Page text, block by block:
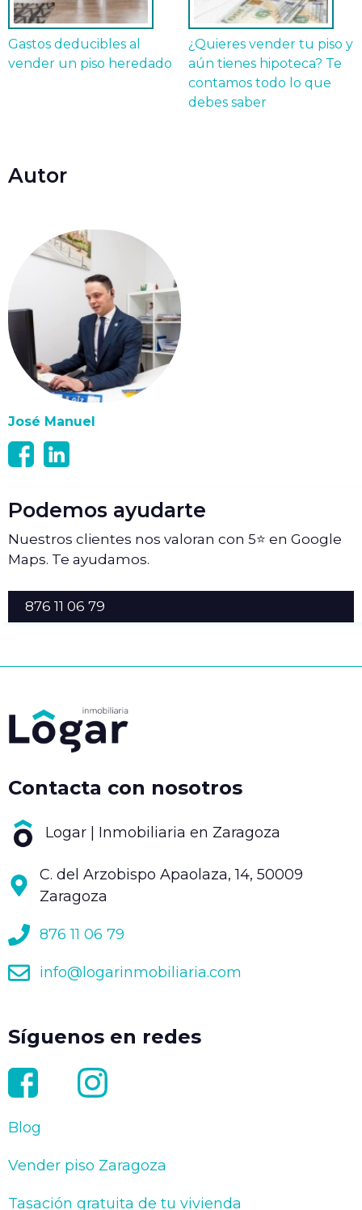
Gastos deducibles al
vender un piso heredado
¿Quieres vender tu piso y
aún tienes hipoteca? Te
contamos todo lo que
debes saber
Autor
José Manuel
Podemos ayudarte
Nuestros clientes nos valoran con 5⭐ en Google
Maps. Te ayudamos.
876 11 06 79
Contacta con nosotros
Logar | Inmobiliaria en Zaragoza
C. del Arzobispo Apaolaza, 14, 50009
Zaragoza
876 11 06 79
info@logarinmobiliaria.com
Síguenos en redes
Blog
Vender piso Zaragoza
Tasación gratuita de tu vivienda